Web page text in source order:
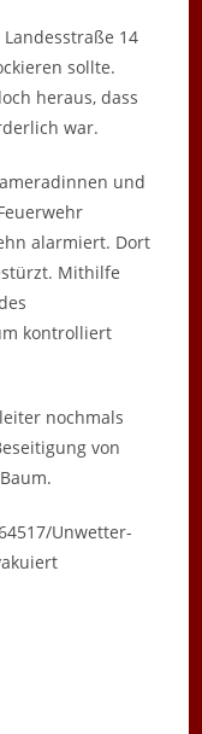
14
sollte.
heraus, dass
war.
und
alarmiert. Dort
Mithilfe
kontrolliert
nochmals
von
Unwetter-